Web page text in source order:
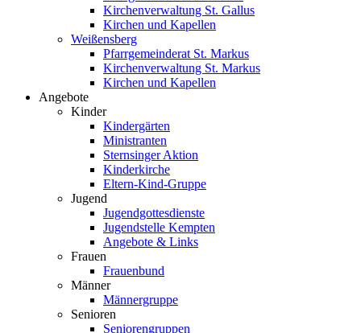
Kirchenverwaltung St. Gallus
Kirchen und Kapellen
Weißensberg
Pfarrgemeinderat St. Markus
Kirchenverwaltung St. Markus
Kirchen und Kapellen
Angebote
Kinder
Kindergärten
Ministranten
Sternsinger Aktion
Kinderkirche
Eltern-Kind-Gruppe
Jugend
Jugendgottesdienste
Jugendstelle Kempten
Angebote & Links
Frauen
Frauenbund
Männer
Männergruppe
Senioren
Seniorengruppen